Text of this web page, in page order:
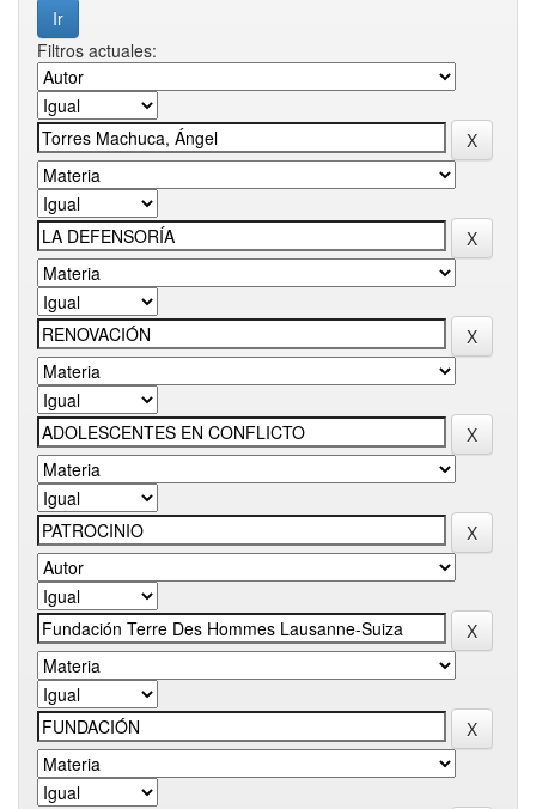
Filtros actuales: